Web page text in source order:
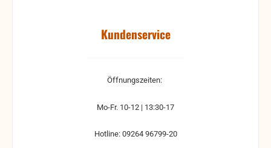
Kundenservice
Öffnungszeiten:
Mo-Fr. 10-12 | 13:30-17
Hotline: 09264 96799-20